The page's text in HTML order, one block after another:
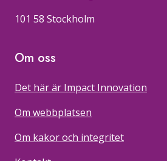
101 58 Stockholm
Om oss
Det här är Impact Innovation
Om webbplatsen
Om kakor och integritet